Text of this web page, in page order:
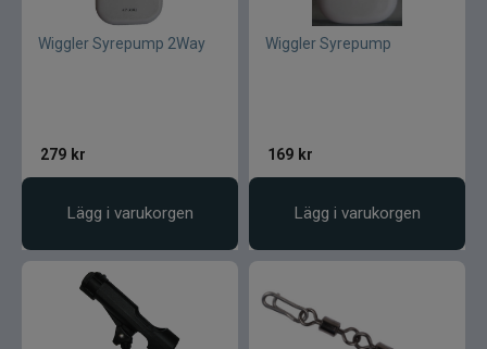
Plano
Pikecraft
Powerbait
Wiggler Syrepump 2Way
279 kr
Lägg i varukorgen
Wiggler Syrepump
169 kr
Lägg i varukorgen